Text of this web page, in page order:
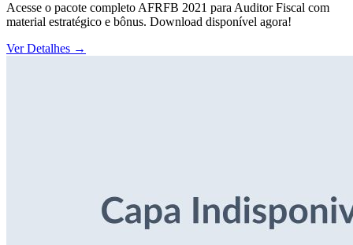
Acesse o pacote completo AFRFB 2021 para Auditor Fiscal com
material estratégico e bônus. Download disponível agora!
Ver Detalhes →